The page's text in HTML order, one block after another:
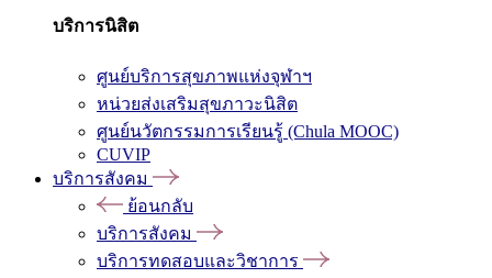
บริการนิสิต
ศูนย์บริการสุขภาพแห่งจุฬาฯ
หน่วยส่งเสริมสุขภาวะนิสิต
ศูนย์นวัตกรรมการเรียนรู้ (Chula MOOC)
CUVIP
บริการสังคม
ย้อนกลับ
บริการสังคม
บริการทดสอบและวิชาการ